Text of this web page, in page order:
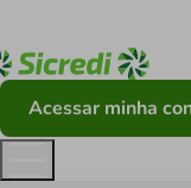
Acessar minha